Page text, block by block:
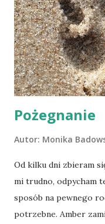
Pożegnanie
Autor: Monika
Od kilku dni zbieram
mi trudno, odpycham
sposób na pewnego
potrzebne. Amber